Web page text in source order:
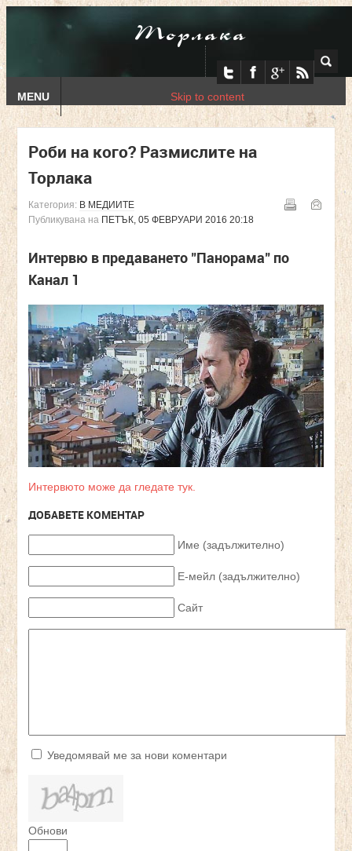
Торлака
MENU Skip to content
Роби на кого? Размислите на
Торлака
Категория: В МЕДИИТЕ
Публикувана на ПЕТЪК, 05 ФЕВРУАРИ 2016 20:18
Интервю в предаването "Панорама" по
Канал 1
Интервюто може да гледате тук.
ДОБАВЕТЕ КОМЕНТАР
Име (задължително)
Е-мейл (задължително)
Сайт
Уведомявай ме за нови коментари
Обнови